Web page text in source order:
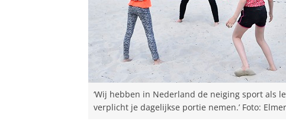
‘Wij hebben in Nederland de neiging sport als
verplicht je dagelijkse portie nemen.’ Foto: